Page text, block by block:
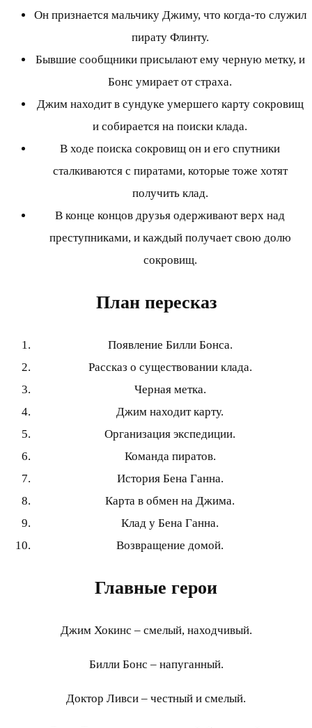
Он признается мальчику Джиму, что когда-то служил
пирату Флинту.
Бывшие сообщники присылают ему черную метку, и
Бонс умирает от страха.
Джим находит в сундуке умершего карту сокровищ
и собирается на поиски клада.
В ходе поиска сокровищ он и его спутники
сталкиваются с пиратами, которые тоже хотят
получить клад.
В конце концов друзья одерживают верх над
преступниками, и каждый получает свою долю
сокровищ.
План пересказ
Появление Билли Бонса.
Рассказ о существовании клада.
Черная метка.
Джим находит карту.
Организация экспедиции.
Команда пиратов.
История Бена Ганна.
Карта в обмен на Джима.
Клад у Бена Ганна.
Возвращение домой.
Главные герои
Джим Хокинс – смелый, находчивый.
Билли Бонс – напуганный.
Доктор Ливси – честный и смелый.